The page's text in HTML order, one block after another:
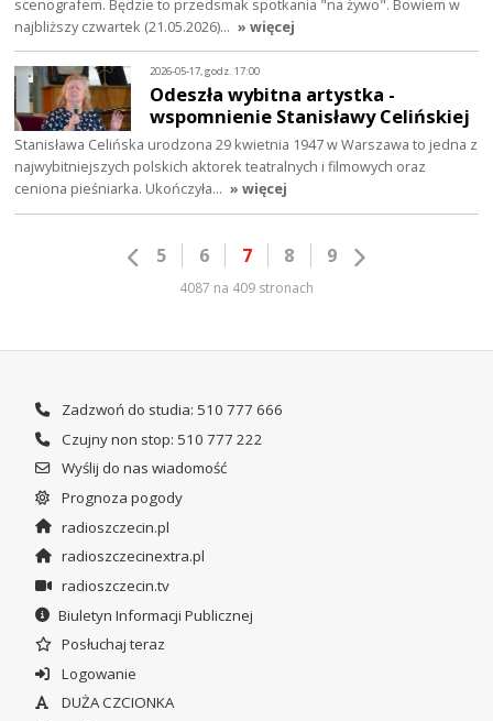
najbliższy czwartek (21.05.2026)… » więcej
2026-05-17, godz. 17:00
Odeszła wybitna artystka -
wspomnienie Stanisławy Celińskiej
Stanisława Celińska urodzona 29 kwietnia 1947 w Warszawa to jedna z
najwybitniejszych polskich aktorek teatralnych i filmowych oraz
ceniona pieśniarka. Ukończyła… » więcej
5 6 7 8 9
4087 na 409 stronach
Zadzwoń do studia: 510 777 666
Czujny non stop: 510 777 222
Wyślij do nas wiadomość
Prognoza pogody
radioszczecin.pl
radioszczecinextra.pl
radioszczecin.tv
Biuletyn Informacji Publicznej
Posłuchaj teraz
Logowanie
DUŻA CZCIONKA